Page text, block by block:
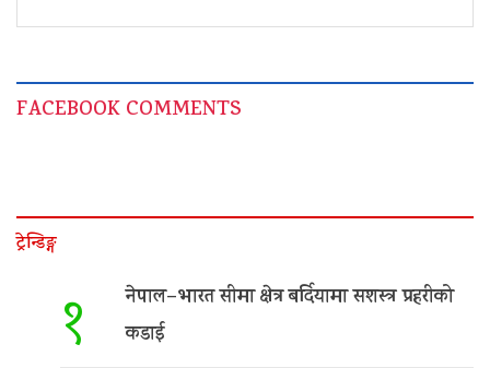
FACEBOOK COMMENTS
ट्रेन्डिङ्ग
१ नेपाल–भारत सीमा क्षेत्र बर्दियामा सशस्त्र प्रहरीको
कडाई